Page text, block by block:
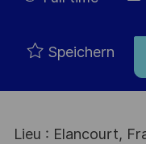
Speichern
Lieu : Elancourt,